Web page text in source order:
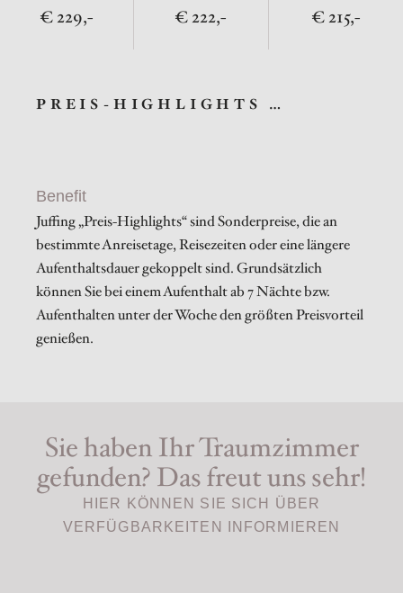
229,- 222,- 215,-
PREIS-HIGHLIGHTS …
Benefit
Juffing „Preis-Highlights“ sind Sonderpreise, die an
bestimmte Anreisetage, Reisezeiten oder eine längere
Aufenthaltsdauer gekoppelt sind. Grundsätzlich
können Sie bei einem Aufenthalt ab 7 Nächte bzw.
Aufenthalten unter der Woche den größten Preisvorteil
genießen.
Sie haben Ihr Traumzimmer
gefunden? Das freut uns sehr!
HIER KÖNNEN SIE SICH ÜBER
VERFÜGBARKEITEN INFORMIEREN